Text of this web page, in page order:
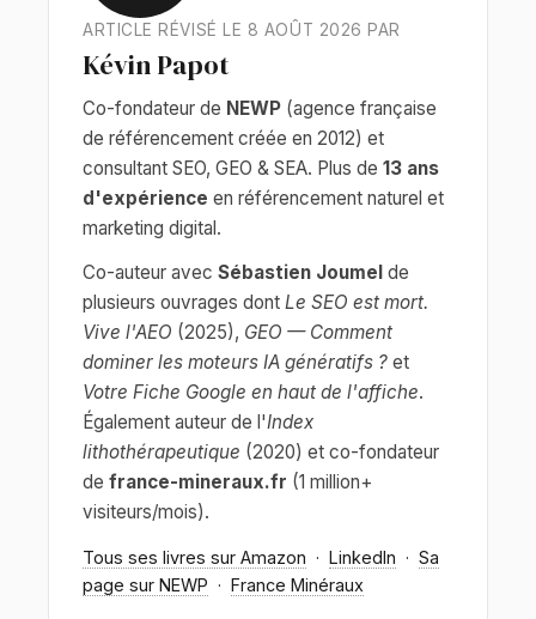
ARTICLE RÉVISÉ LE 8 AOÛT 2026 PAR
Kévin Papot
Co-fondateur de NEWP (agence française
de référencement créée en 2012) et
consultant SEO, GEO & SEA. Plus de 13 ans
d'expérience en référencement naturel et
marketing digital.
Co-auteur avec Sébastien Joumel de
plusieurs ouvrages dont Le SEO est mort.
Vive l'AEO (2025), GEO — Comment
dominer les moteurs IA génératifs ? et
Votre Fiche Google en haut de l'affiche.
Également auteur de l'Index
lithothérapeutique (2020) et co-fondateur
de france-mineraux.fr (1 million+
visiteurs/mois).
Tous ses livres sur Amazon · LinkedIn · Sa
page sur NEWP · France Minéraux